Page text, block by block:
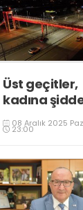
Üst geçitler,
kadına
karşı
renkle
08 Aralık 2025
23:00